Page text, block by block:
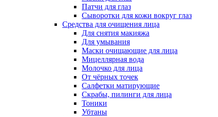
Патчи для глаз
Сыворотки для кожи вокруг глаз
Средства для очищения лица
Для снятия макияжа
Для умывания
Маски очищающие для лица
Мицеллярная вода
Молочко для лица
От чёрных точек
Салфетки матирующие
Скрабы, пилинги для лица
Тоники
Убтаны